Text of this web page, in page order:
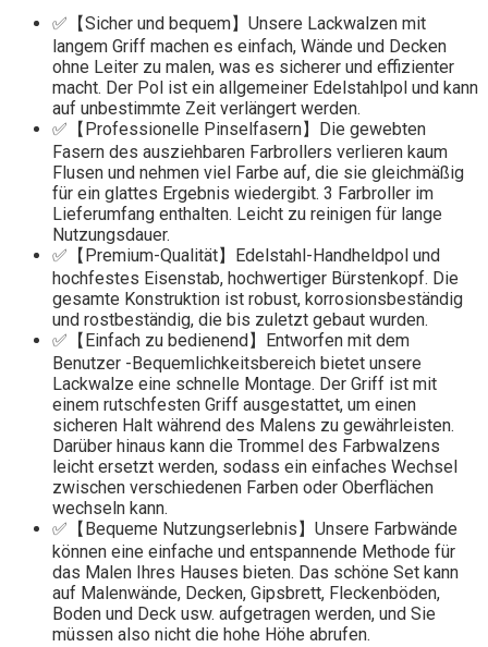
✅【Sicher und bequem】Unsere Lackwalzen mit
langem Griff machen es einfach, Wände und Decken
ohne Leiter zu malen, was es sicherer und effizienter
macht. Der Pol ist ein allgemeiner Edelstahlpol und kann
auf unbestimmte Zeit verlängert werden.
✅【Professionelle Pinselfasern】Die gewebten
Fasern des ausziehbaren Farbrollers verlieren kaum
Flusen und nehmen viel Farbe auf, die sie gleichmäßig
für ein glattes Ergebnis wiedergibt. 3 Farbroller im
Lieferumfang enthalten. Leicht zu reinigen für lange
Nutzungsdauer.
✅【Premium-Qualität】Edelstahl-Handheldpol und
hochfestes Eisenstab, hochwertiger Bürstenkopf. Die
gesamte Konstruktion ist robust, korrosionsbeständig
und rostbeständig, die bis zuletzt gebaut wurden.
✅【Einfach zu bedienend】Entworfen mit dem
Benutzer -Bequemlichkeitsbereich bietet unsere
Lackwalze eine schnelle Montage. Der Griff ist mit
einem rutschfesten Griff ausgestattet, um einen
sicheren Halt während des Malens zu gewährleisten.
Darüber hinaus kann die Trommel des Farbwalzens
leicht ersetzt werden, sodass ein einfaches Wechsel
zwischen verschiedenen Farben oder Oberflächen
wechseln kann.
✅【Bequeme Nutzungserlebnis】Unsere Farbwände
können eine einfache und entspannende Methode für
das Malen Ihres Hauses bieten. Das schöne Set kann
auf Malenwände, Decken, Gipsbrett, Fleckenböden,
Boden und Deck usw. aufgetragen werden, und Sie
müssen also nicht die hohe Höhe abrufen.